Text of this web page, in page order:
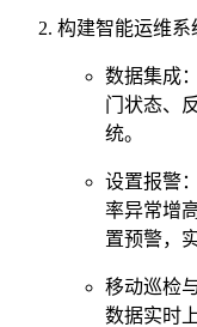
构建智能运维系
数据集成
门状态、
统。
设置报警
率异常增
置预警，
移动巡检
数据实时